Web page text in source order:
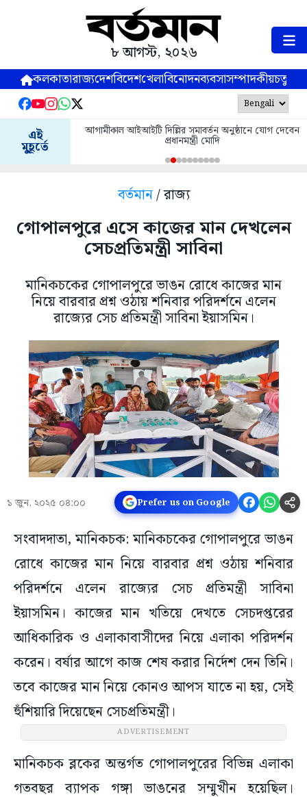
৮ আগস্ট, ২০২৬
কলকাতারাজ্যদেশবিদেশখেলাবিনোদনব্যবসাসম্পাদকীয়
এই
মুহূর্তে
আগামীকাল আইআইটি দিল্লির সমাবর্তন অনুষ্ঠানে যোগ দেবেন
প্রধানমন্ত্রী মোদি
বর্তমান/ রাজ্য
গোপালপুরে এসে কাজের মান দেখলেন
সেচপ্রতিমন্ত্রী সাবিনা
মানিকচকের গোপালপুরে ভাঙন রোধে কাজের মান
নিয়ে বারবার প্রশ্ন ওঠায় শনিবার পরিদর্শনে এলেন
রাজ্যের সেচ প্রতিমন্ত্রী সাবিনা ইয়াসমিন।
১ জুন, ২০২৫ ০৪:০০ Prefer us on Google
সংবাদদাতা, মানিকচক: মানিকচকের গোপালপুরে ভাঙন
রোধে কাজের মান নিয়ে বারবার প্রশ্ন ওঠায় শনিবার
পরিদর্শনে এলেন রাজ্যের সেচ প্রতিমন্ত্রী সাবিনা
ইয়াসমিন। কাজের মান খতিয়ে দেখতে সেচদপ্তরের
আধিকারিক ও এলাকাবাসীদের নিয়ে এলাকা পরিদর্শন
করেন। বর্ষার আগে কাজ শেষ করার নির্দেশ দেন তিনি।
তবে কাজের মান নিয়ে কোনও আপস যাতে না হয়, সেই
হুঁশিয়ারি দিয়েছেন সেচপ্রতিমন্ত্রী।
ADVERTISEMENT
মানিকচক ব্লকের অন্তর্গত গোপালপুরের বিভিন্ন এলাকা
গতবছর ব্যাপক গঙ্গা ভাঙনের সম্মুখীন হয়েছিল।